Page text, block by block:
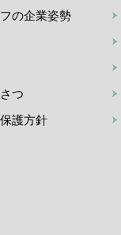
の企業姿勢
つ
護方針